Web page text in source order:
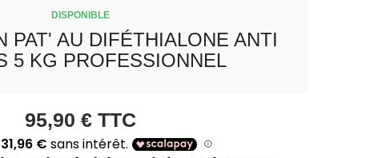
DISPONIBLE
PAT' AU DIFÉTHIALONE ANTI
5 KG PROFESSIONNEL
95,90 € TTC